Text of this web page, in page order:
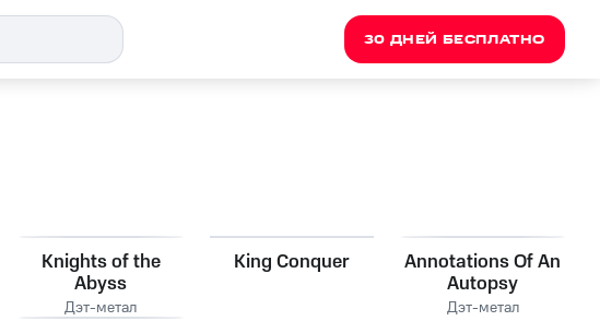
30 ДНЕЙ БЕСПЛАТНО
Knights of the
Abyss
Дэт-метал
King Conquer
Annotations Of An
Autopsy
Дэт-метал